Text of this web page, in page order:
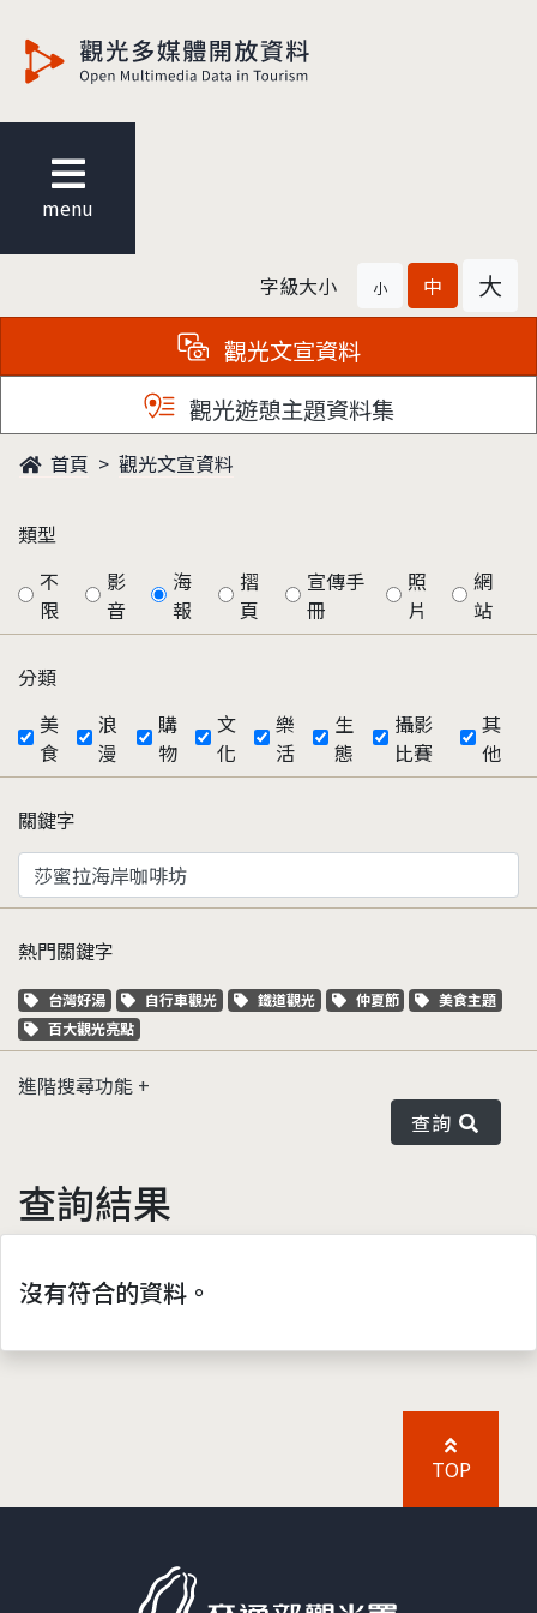
menu
字級大小 小 中 大
觀光文宣資料
觀光遊憩主題資料集
首頁 觀光文宣資料
類型
不
限
影
音
海
報
摺
頁
宣傳手
冊
照
片
網
站
分類
美
食
浪
漫
購
物
文
化
樂
活
生
態
攝影
比賽
其
他
關鍵字
熱門關鍵字
關鍵字標籤
台灣好湯 關鍵字標籤
自行車觀光 關鍵字標籤
鐵道觀光 關鍵字標籤
仲夏節 關鍵字標籤
美食主題
關鍵字標籤
百大觀光亮點
進階搜尋功能
查詢
查詢結果
沒有符合的資料。
TOP